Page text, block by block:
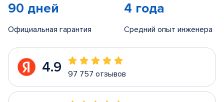
90 дней
Официальная гарантия
4 года
Средний опыт инженера
4.9 97 757 отзывов